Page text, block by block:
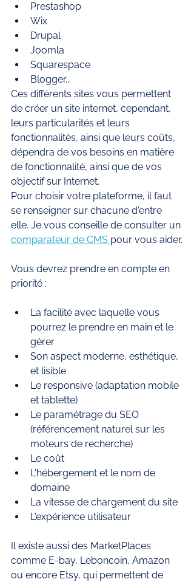
Prestashop
Wix
Drupal
Joomla
Squarespace
Blogger...
Ces différents sites vous permettent
de créer un site internet, cependant,
leurs particularités et leurs
fonctionnalités, ainsi que leurs coûts,
dépendra de vos besoins en matière
de fonctionnalité, ainsi que de vos
objectif sur Internet.
Pour choisir votre plateforme, il faut
se renseigner sur chacune d'entre
elle. Je vous conseille de consulter un
comparateur de CMS pour vous aider.
Vous devrez prendre en compte en
priorité :
La facilité avec laquelle vous
pourrez le prendre en main et le
gérer
Son aspect moderne, esthétique,
et lisible
Le responsive (adaptation mobile
et tablette)
Le paramétrage du SEO
(référencement naturel sur les
moteurs de recherche)
Le coût
L'hébergement et le nom de
domaine
La vitesse de chargement du site
L'expérience utilisateur
Il existe aussi des MarketPlaces
comme E-bay, Leboncoin, Amazon
ou encore Etsy, qui permettent de